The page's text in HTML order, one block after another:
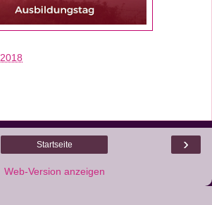
›
Startseite
Web-Version anzeigen